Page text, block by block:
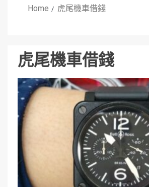
Home 虎尾機車借錢
虎尾機車借錢